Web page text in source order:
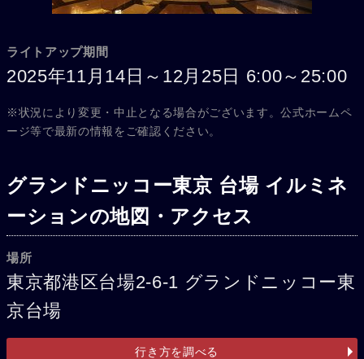
ライトアップ期間
2025年11月14日～12月25日 6:00～25:00
※状況により変更・中止となる場合がございます。公式ホームペ
ージ等で最新の情報をご確認ください。
グランドニッコー東京 台場 イルミネ
ーションの地図・アクセス
場所
東京都港区台場2-6-1 グランドニッコー東
京台場
行き方を調べる